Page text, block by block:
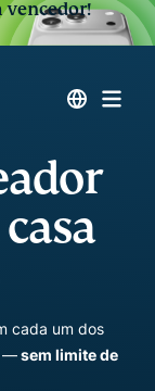
vencedor!
cada um dos
—sem limite de